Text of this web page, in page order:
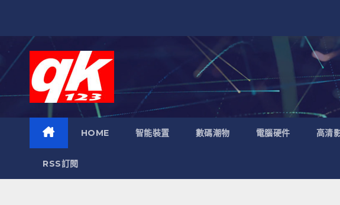
HOME 智能裝置 數碼潮物 電腦硬件 高清
RSS訂閱